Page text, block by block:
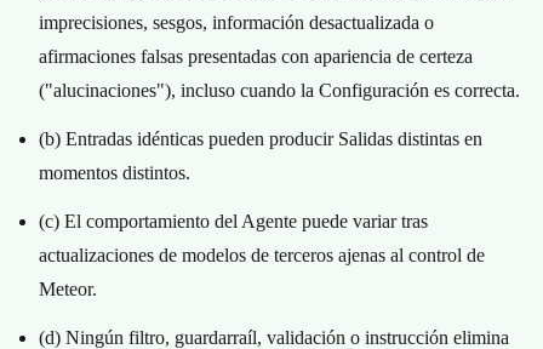
imprecisiones, sesgos, información desactualizada o
afirmaciones falsas presentadas con apariencia de certeza
("alucinaciones"), incluso cuando la Configuración es correcta.
(b) Entradas idénticas pueden producir Salidas distintas en
momentos distintos.
(c) El comportamiento del Agente puede variar tras
actualizaciones de modelos de terceros ajenas al control de
Meteor.
(d) Ningún filtro, guardarraíl, validación o instrucción elimina